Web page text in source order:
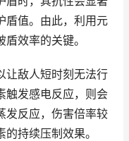
盾值。由此，利用元
效率的关键。
让敌人短时刻无法行
触发感电反应，则会
发反应，伤害倍率较
持续压制效果。